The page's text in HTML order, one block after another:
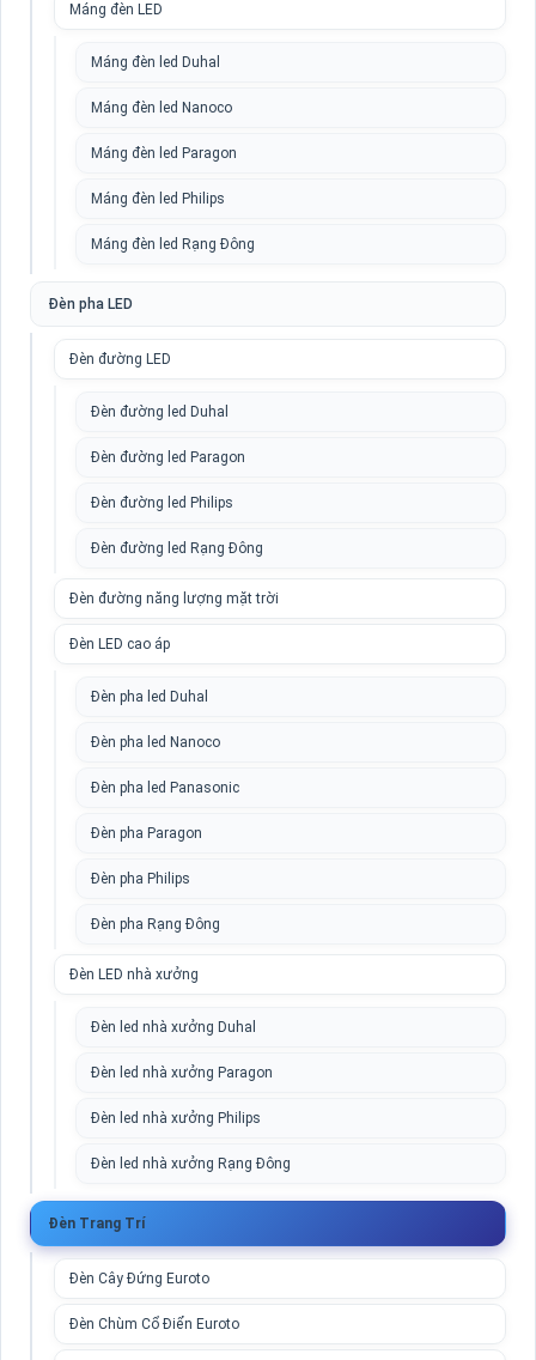
Máng đèn LED
Máng đèn led Duhal
Máng đèn led Nanoco
Máng đèn led Paragon
Máng đèn led Philips
Máng đèn led Rạng Đông
Đèn pha LED
Đèn đường LED
Đèn đường led Duhal
Đèn đường led Paragon
Đèn đường led Philips
Đèn đường led Rạng Đông
Đèn đường năng lượng mặt trời
Đèn LED cao áp
Đèn pha led Duhal
Đèn pha led Nanoco
Đèn pha led Panasonic
Đèn pha Paragon
Đèn pha Philips
Đèn pha Rạng Đông
Đèn LED nhà xưởng
Đèn led nhà xưởng Duhal
Đèn led nhà xưởng Paragon
Đèn led nhà xưởng Philips
Đèn led nhà xưởng Rạng Đông
Đèn Trang Trí
Đèn Cây Đứng Euroto
Đèn Chùm Cổ Điển Euroto